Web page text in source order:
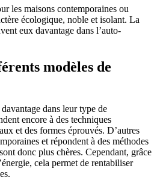
les maisons contemporaines ou
écologique, noble et isolant. La
eux davantage dans l’auto-
modèles de
dans leur type de
encore à des techniques
et des formes éprouvés. D’autres
et répondent à des méthodes
donc plus chères. Cependant, grâce
cela permet de rentabiliser